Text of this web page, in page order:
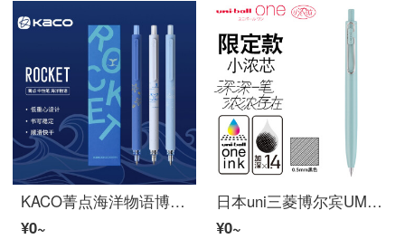
KACO菁点海洋物语博尔班0.5 mm按动笔黑色签名笔考试刷题水笔K 1028
¥0~
日本uni三菱博尔宾UMN-SF-05小浓芯限定升级款按动式彩色水笔可换芯学生考试事务绿杆黑芯0.5
¥0~